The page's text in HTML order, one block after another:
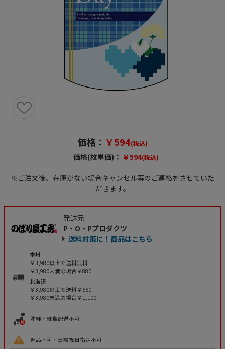
価格： ￥594(税込)
価格(枚単価)： ￥594(税込)
※ご注文後、在庫がない場合キャンセル等のご連絡をさせていた
だきます。
発送元
P・O・Pプロダクツ
送料対策に！商品はこちら
本州
￥3,980以上で送料無料
￥3,980未満の場合￥880
北海道
￥3,980以上で送料￥550
￥3,980未満の場合￥1,100
沖縄・離島配送不可
返品不可・日曜祝日指定不可